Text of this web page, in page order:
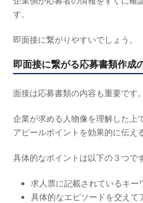
す。
即面接に繋がりやすいでしょう。
即面接に繋がる応募書類作成
面接は応募書類の内容も重要です。
企業が求める人物像を理解した上
アピールポイントを効果的に伝え
具体的なポイントは以下の３つで
求人票に記載されているキー
具体的なエピソードを交えて